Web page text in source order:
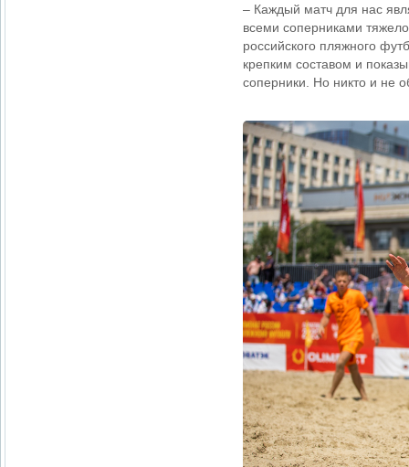
– Каждый матч для нас
всеми соперниками
российского пляжного
крепким составом и
соперники. Но никто и не